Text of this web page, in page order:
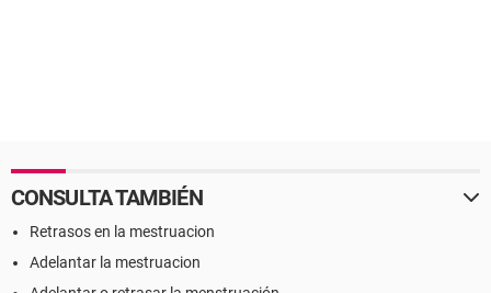
CONSULTA TAMBIÉN
Retrasos en la mestruacion
Adelantar la mestruacion